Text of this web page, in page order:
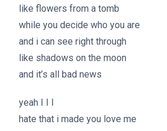
like flowers from a tomb
while you decide who you are
and i can see right through
like shadows on the moon
and it’s all bad news
yeah I I I
hate that i made you love me